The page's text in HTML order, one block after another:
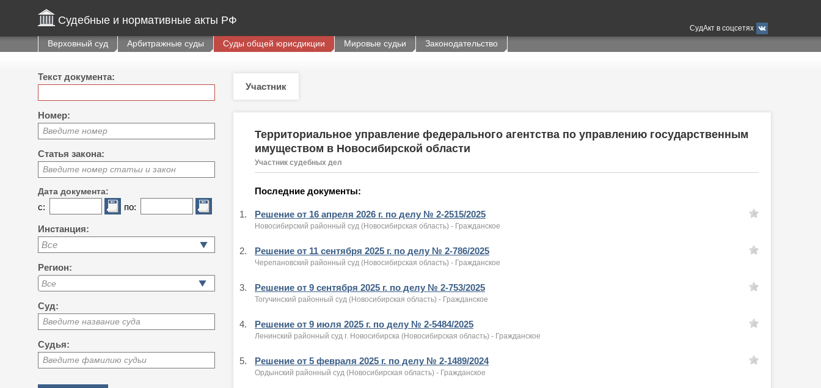
Судебные и нормативные акты РФ
СудАкт в соцсетях
Верховный суд Арбитражные суды Суды общей юрисдикции Мировые судьи Законодательство
Текст документа:
Номер:
Введите номер
Статья закона:
Введите номер статьи и закон
Дата документа:
с: по:
Инстанция:
Все
Регион:
Суд:
Введите название суда
Судья:
Введите фамилию судьи
Участник
Территориальное управление федерального агентства по управлению государственным
имуществом в Новосибирской области
Участник судебных дел
Последние документы:
1. Решение от 16 апреля 2026 г. по делу № 2-2515/2025
Новосибирский районный суд (Новосибирская область) - Гражданское
2. Решение от 11 сентября 2025 г. по делу № 2-786/2025
Черепановский районный суд (Новосибирская область) - Гражданское
3. Решение от 9 сентября 2025 г. по делу № 2-753/2025
Тогучинский районный суд (Новосибирская область) - Гражданское
4. Решение от 9 июля 2025 г. по делу № 2-5484/2025
Ленинский районный суд г. Новосибирска (Новосибирская область) - Гражданское
5. Решение от 5 февраля 2025 г. по делу № 2-1489/2024
Ордынский районный суд (Новосибирская область) - Гражданское